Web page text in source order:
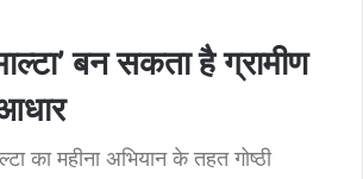
बन सकता है ग्रामीण
का महीना अभियान के तहत गोष्ठी